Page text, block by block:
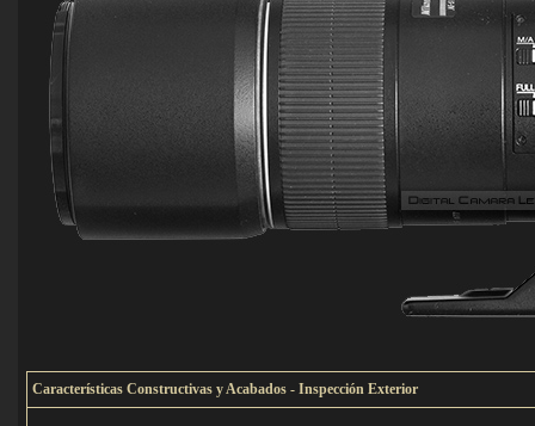
Características Constructivas y Acabados - Inspección Exterior